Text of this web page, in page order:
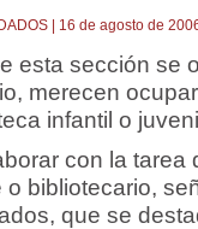
| 16 de agosto de
esta sección se
merecen
infantil o
con la tarea
bibliotecario,
que se